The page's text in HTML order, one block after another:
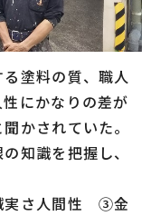
塗料の質、職人
にかなりの差が
かされていた。
知識を把握し、
さ人間性 ③金